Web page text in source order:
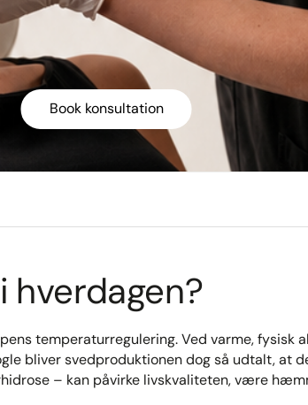
Book konsultation
hverdagen?
temperaturregulering. Ved varme, fysisk
bliver svedproduktionen dog så udtalt, at
– kan påvirke livskvaliteten, være